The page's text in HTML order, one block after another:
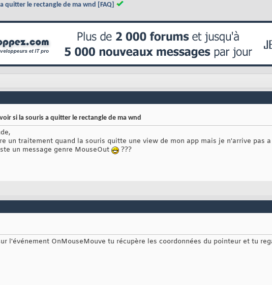
quitter le rectangle de ma wnd [FAQ]
si la souris a quitter le rectangle de ma wnd
un traitement quand la souris quitte une view de mon app mais je n'arrive pas
un message genre MouseOut
???
l'événement OnMouseMouve tu récupère les coordonnées du pointeur et tu